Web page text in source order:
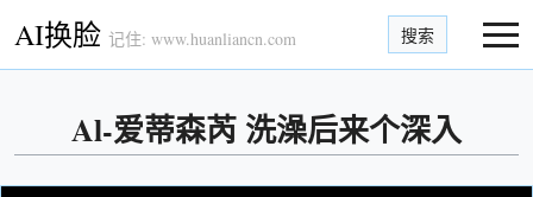
AI换脸 记住: www.huanliancn.com 搜索
Al-爱蒂森芮 洗澡后来个深入